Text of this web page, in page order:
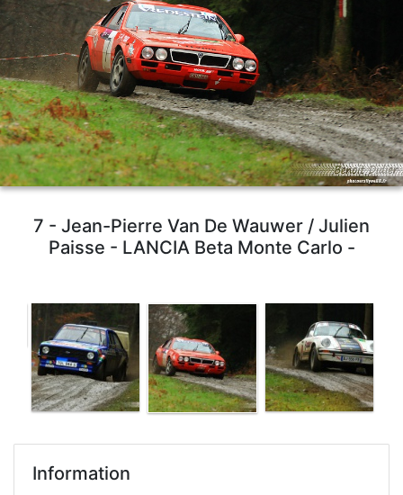
7 - Jean-Pierre Van De Wauwer / Julien
Paisse - LANCIA Beta Monte Carlo -
Information